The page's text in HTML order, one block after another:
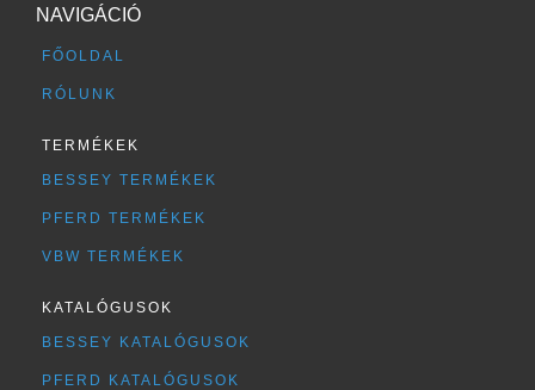
NAVIGÁCIÓ
FŐOLDAL
RÓLUNK
TERMÉKEK
BESSEY TERMÉKEK
PFERD TERMÉKEK
VBW TERMÉKEK
KATALÓGUSOK
BESSEY KATALÓGUSOK
PFERD KATALÓGUSOK